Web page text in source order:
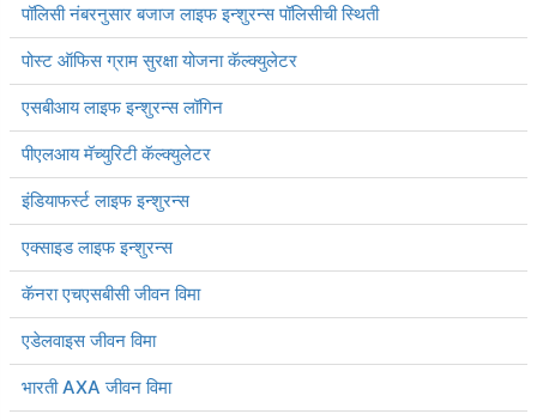
पॉलिसी नंबरनुसार बजाज लाइफ इन्शुरन्स पॉलिसीची स्थिती
पोस्ट ऑफिस ग्राम सुरक्षा योजना कॅल्क्युलेटर
एसबीआय लाइफ इन्शुरन्स लॉगिन
पीएलआय मॅच्युरिटी कॅल्क्युलेटर
इंडियाफर्स्ट लाइफ इन्शुरन्स
एक्साइड लाइफ इन्शुरन्स
कॅनरा एचएसबीसी जीवन विमा
एडेलवाइस जीवन विमा
भारती AXA जीवन विमा